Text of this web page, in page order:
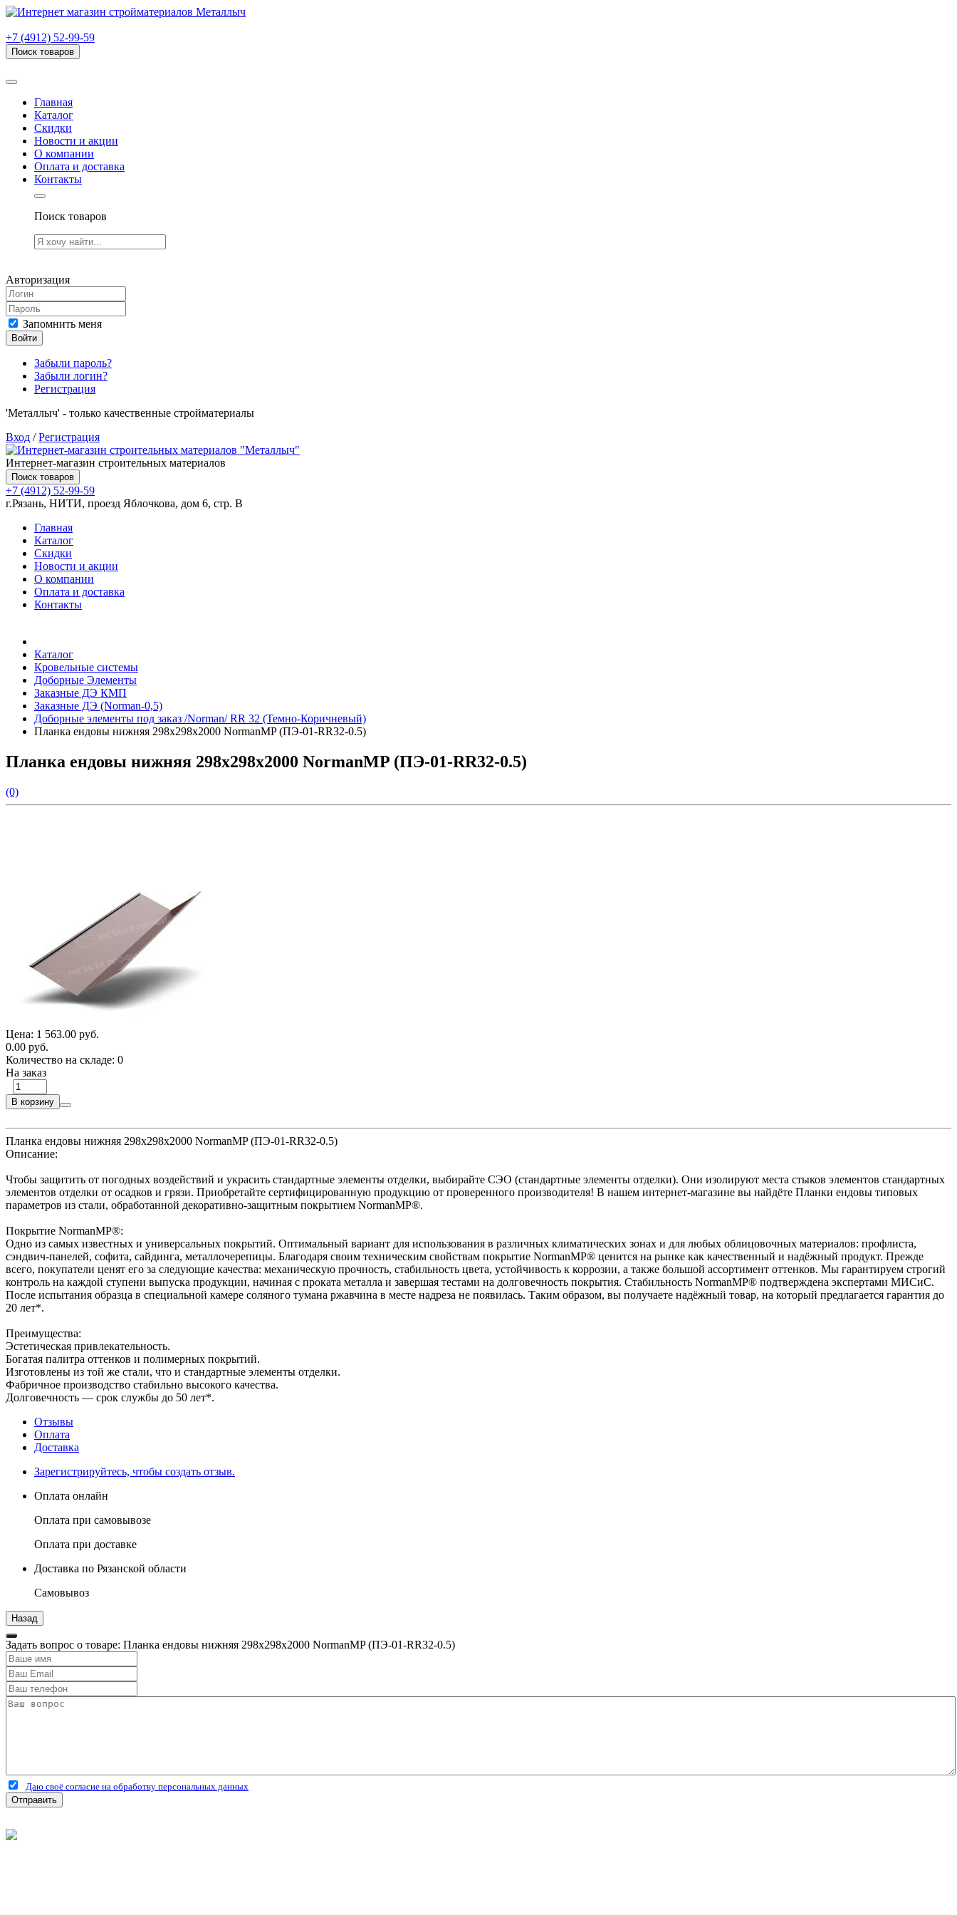
+7 (4912) 52-99-59
Поиск товаров
Главная
Каталог
Скидки
Новости и акции
О компании
Оплата и доставка
Контакты
Поиск товаров
Авторизация
Запомнить меня
Войти
Забыли пароль?
Забыли логин?
Регистрация
'Металлыч' - только качественные стройматериалы
Вход /Регистрация
Интернет-магазин строительных материалов
Поиск товаров
+7 (4912) 52-99-59
г.Рязань, НИТИ, проезд Яблочкова, дом 6, стр. В
Главная
Каталог
Скидки
Новости и акции
О компании
Оплата и доставка
Контакты
Каталог
Кровельные системы
Доборные Элементы
Заказные ДЭ КМП
Заказные ДЭ (Norman-0,5)
Доборные элементы под заказ /Norman/ RR 32 (Темно-Коричневый)
Планка ендовы нижняя 298х298х2000 NormanMP (ПЭ-01-RR32-0.5)
Планка ендовы нижняя 298х298х2000 NormanMP (ПЭ-01-RR32-0.5)
(0)
Цена: 1 563.00 руб.
0.00 руб.
Количество на складе: 0
На заказ
В корзину
Планка ендовы нижняя 298х298х2000 NormanMP (ПЭ-01-RR32-0.5)
Описание:
Чтобы защитить от погодных воздействий и украсить стандартные элементы отделки, выбирайте СЭО (стандартные элементы отделки). Они изолируют места стыков элементов стандартных
элементов отделки от осадков и грязи. Приобретайте сертифицированную продукцию от проверенного производителя! В нашем интернет-магазине вы найдёте Планки ендовы типовых
параметров из стали, обработанной декоративно-защитным покрытием NormanMP®.
Покрытие NormanMP®:
Одно из самых известных и универсальных покрытий. Оптимальный вариант для использования в различных климатических зонах и для любых облицовочных материалов: профлиста,
сэндвич-панелей, софита, сайдинга, металлочерепицы. Благодаря своим техническим свойствам покрытие NormanMP® ценится на рынке как качественный и надёжный продукт. Прежде
всего, покупатели ценят его за следующие качества: механическую прочность, стабильность цвета, устойчивость к коррозии, а также большой ассортимент оттенков. Мы гарантируем строгий
контроль на каждой ступени выпуска продукции, начиная с проката металла и завершая тестами на долговечность покрытия. Стабильность NormanMP® подтверждена экспертами МИСиС.
После испытания образца в специальной камере соляного тумана ржавчина в месте надреза не появилась. Таким образом, вы получаете надёжный товар, на который предлагается гарантия до
20 лет*.
Преимущества:
Эстетическая привлекательность.
Богатая палитра оттенков и полимерных покрытий.
Изготовлены из той же стали, что и стандартные элементы отделки.
Фабричное производство стабильно высокого качества.
Долговечность — срок службы до 50 лет*.
Отзывы
Оплата
Доставка
Зарегистрируйтесь, чтобы создать отзыв.
Оплата онлайн
Оплата при самовывозе
Оплата при доставке
Доставка по Рязанской области
Самовывоз
Задать вопрос о товаре: Планка ендовы нижняя 298х298х2000 NormanMP (ПЭ-01-RR32-0.5)
Даю своё согласие на обработку персональных данных
Отправить